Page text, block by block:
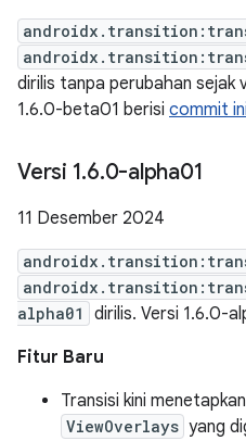
dirilis tanpa perubahan sejak
1.6.0-beta01 berisi commit ini
Versi 1.6.0-alpha01
11 Desember 2024
alpha01
dirilis. Versi 1.6.0-
Fitur Baru
Transisi kini
ViewOverlays yang